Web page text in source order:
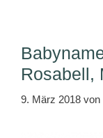
Rosabell,
9. März 2018 von